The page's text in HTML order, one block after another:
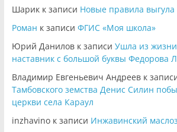
Шарикк записи Новые правила выгула
Роман к записи ФГИС «Моя школа»
Юрий Даниловк записи Ушла из жизни
наставник с большой буквы Федорова
Владимир Евгеньевич Андреевк
Тамбовского земства Денис Силин
церкви села Караул
inzhavinoк записи Инжавинский